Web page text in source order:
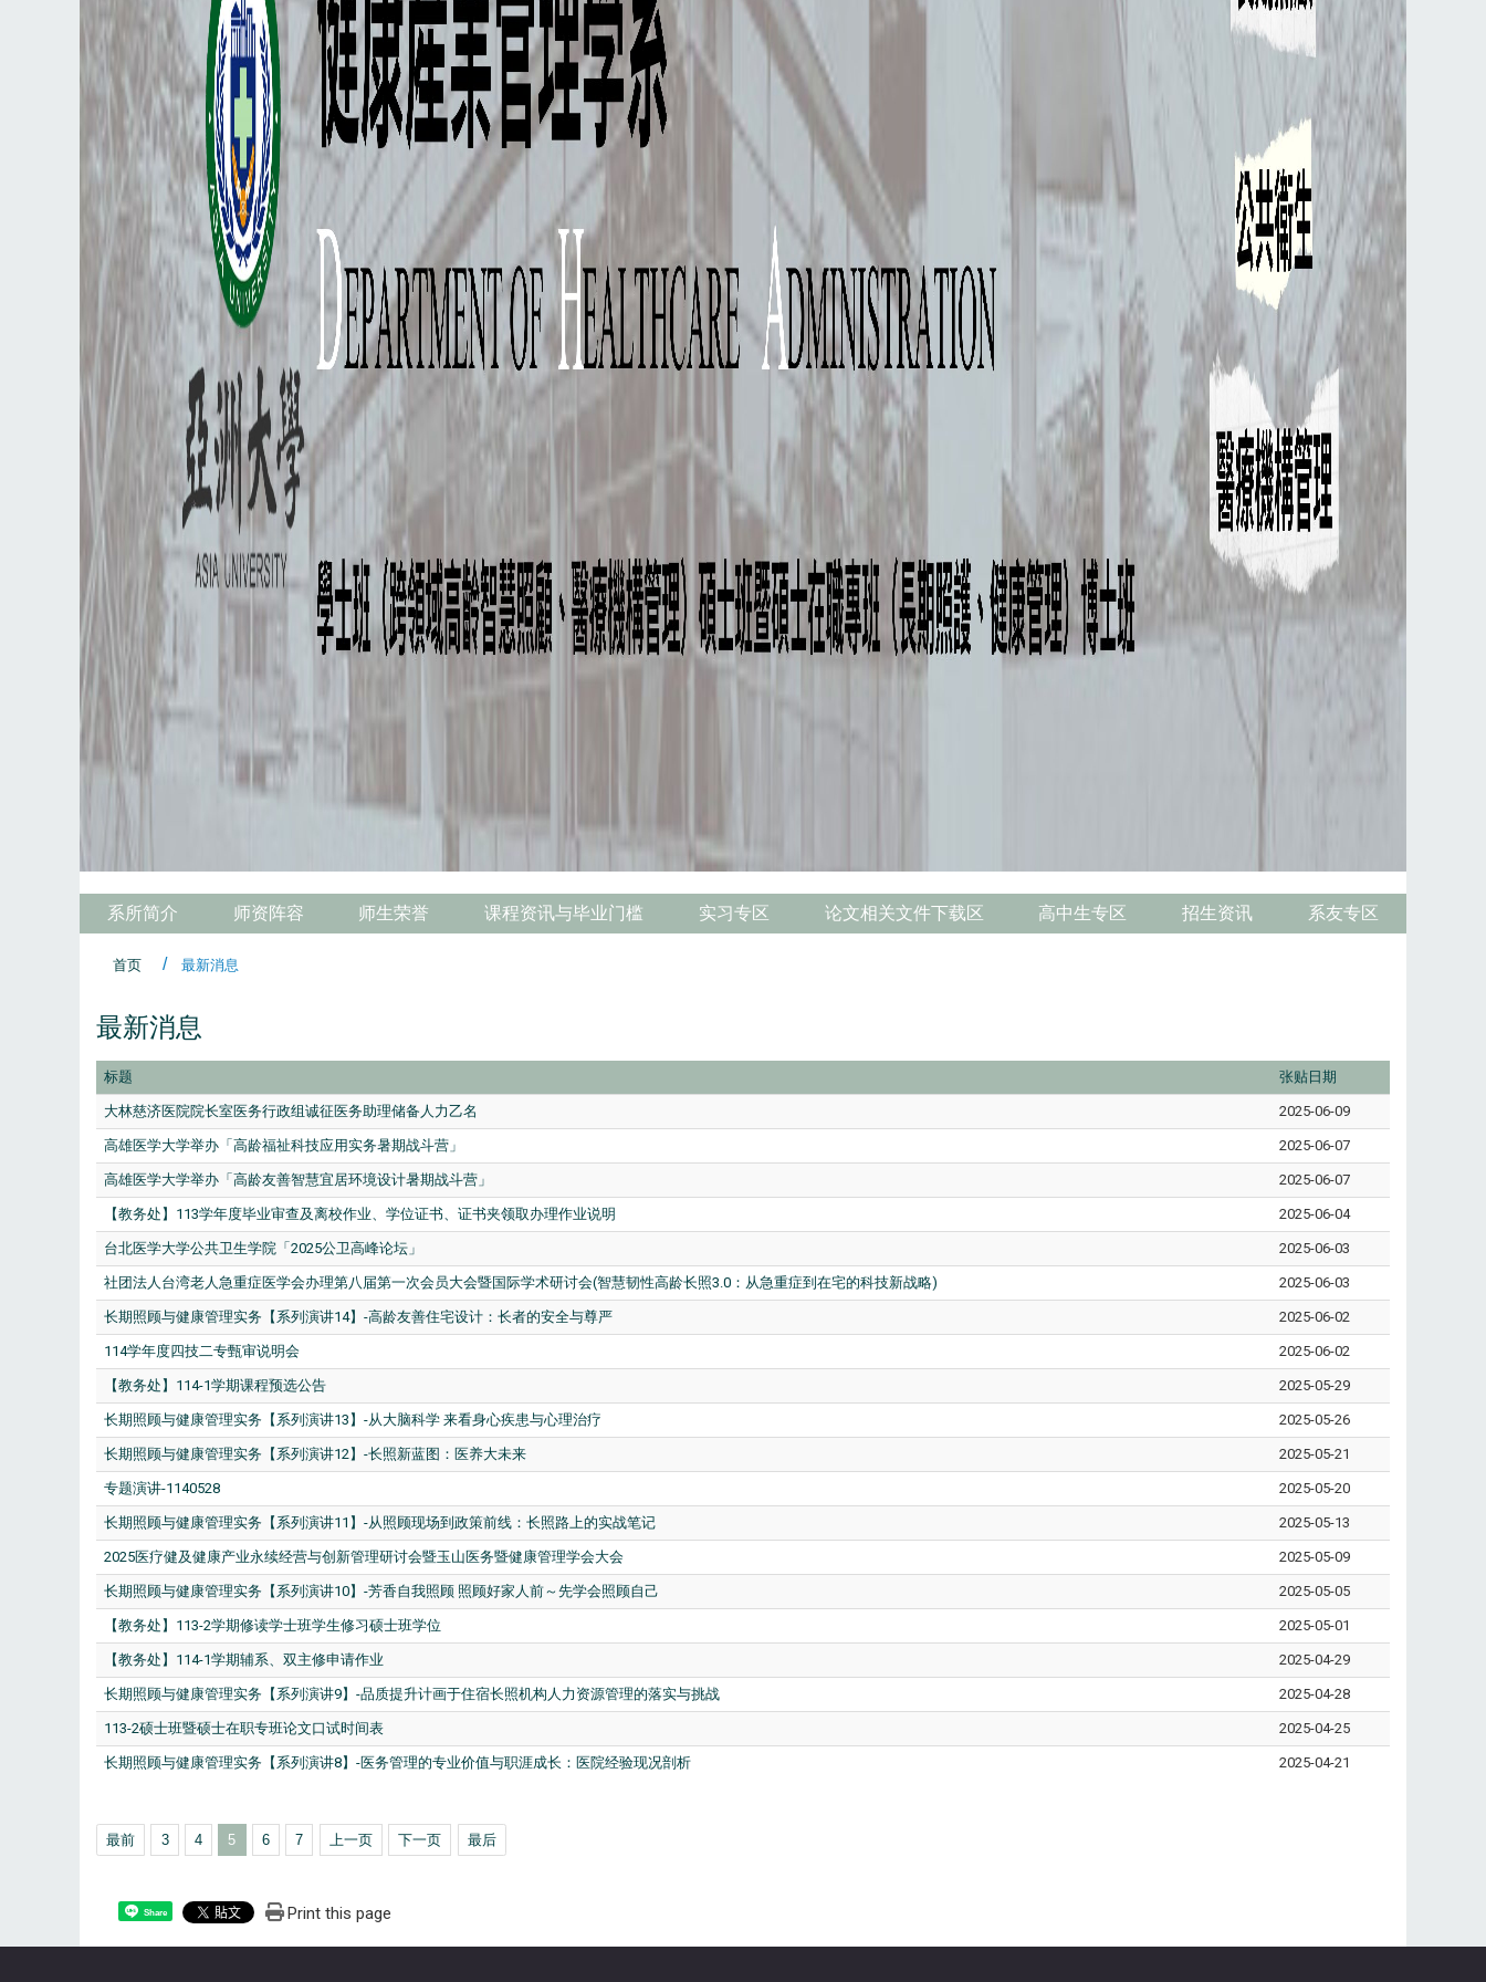
系所简介 师资阵容 师生荣誉 课程资讯与毕业门槛 实习专区 论文相关文件下载区 高中生专区 招生资讯 系友专区
首页 最新消息
最新消息
标题 张贴日期
大林慈济医院院长室医务行政组诚征医务助理储备人力乙名 2025-06-09
高雄医学大学举办「高龄福祉科技应用实务暑期战斗营」 2025-06-07
高雄医学大学举办「高龄友善智慧宜居环境设计暑期战斗营」 2025-06-07
【教务处】113学年度毕业审查及离校作业、学位证书、证书夹领取办理作业说明 2025-06-04
台北医学大学公共卫生学院「2025公卫高峰论坛」 2025-06-03
社团法人台湾老人急重症医学会办理第八届第一次会员大会暨国际学术研讨会(智慧韧性高龄长照3.0：从急重症到在宅的科技新战略) 2025-06-03
长期照顾与健康管理实务【系列演讲14】-高龄友善住宅设计：长者的安全与尊严 2025-06-02
114学年度四技二专甄审说明会 2025-06-02
【教务处】114-1学期课程预选公告 2025-05-29
长期照顾与健康管理实务【系列演讲13】-从大脑科学 来看身心疾患与心理治疗 2025-05-26
长期照顾与健康管理实务【系列演讲12】-长照新蓝图：医养大未来 2025-05-21
专题演讲-1140528 2025-05-20
长期照顾与健康管理实务【系列演讲11】-从照顾现场到政策前线：长照路上的实战笔记 2025-05-13
2025医疗健及健康产业永续经营与创新管理研讨会暨玉山医务暨健康管理学会大会 2025-05-09
长期照顾与健康管理实务【系列演讲10】-芳香自我照顾 照顾好家人前～先学会照顾自己 2025-05-05
【教务处】113-2学期修读学士班学生修习硕士班学位 2025-05-01
【教务处】114-1学期辅系、双主修申请作业 2025-04-29
长期照顾与健康管理实务【系列演讲9】-品质提升计画于住宿长照机构人力资源管理的落实与挑战 2025-04-28
113-2硕士班暨硕士在职专班论文口试时间表 2025-04-25
长期照顾与健康管理实务【系列演讲8】-医务管理的专业价值与职涯成长：医院经验现况剖析 2025-04-21
最前 3 4 5 6 7 上一页 下一页 最后
Share Print this page